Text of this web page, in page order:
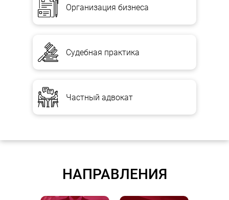
Организация бизнеса
Судебная практика
Частный адвокат
НАПРАВЛЕНИЯ